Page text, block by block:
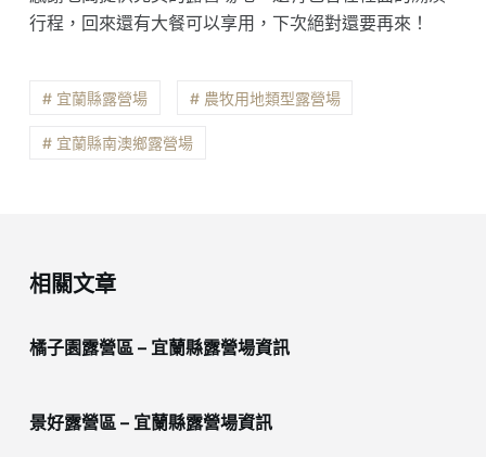
行程，回來還有大餐可以享用，下次絕對還要再來！
# 宜蘭縣露營場 # 農牧用地類型露營場
# 宜蘭縣南澳鄉露營場
相關文章
橘子園露營區 – 宜蘭縣露營場資訊
景好露營區 – 宜蘭縣露營場資訊